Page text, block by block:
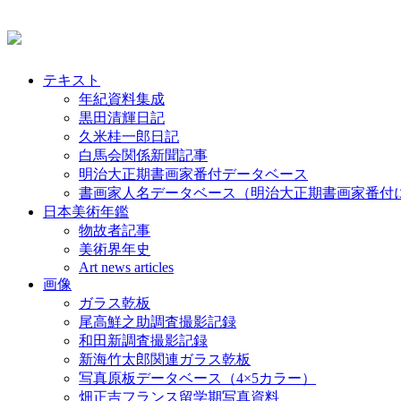
テキスト
年紀資料集成
黒田清輝日記
久米桂一郎日記
白馬会関係新聞記事
明治大正期書画家番付データベース
書画家人名データベース（明治大正期書画家番付
日本美術年鑑
物故者記事
美術界年史
Art news articles
画像
ガラス乾板
尾高鮮之助調査撮影記録
和田新調査撮影記録
新海竹太郎関連ガラス乾板
写真原板データベース（4×5カラー）
畑正吉フランス留学期写真資料